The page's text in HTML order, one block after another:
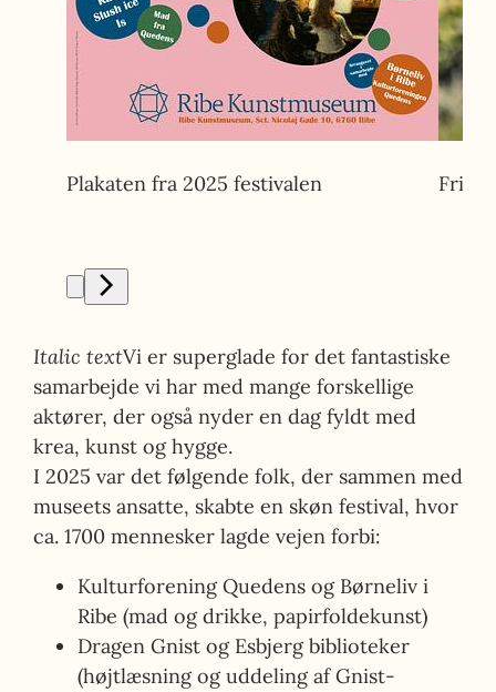
Plakaten fra 2025 festivalen
Italic textVi er superglade for det fantastiske
samarbejde vi har med mange forskellige
aktører, der også nyder en dag fyldt med
krea, kunst og hygge.
I 2025 var det følgende folk, der sammen med
museets ansatte, skabte en skøn festival, hvor
ca. 1700 mennesker lagde vejen forbi:
Kulturforening Quedens og Børneliv i
Ribe (mad og drikke, papirfoldekunst)
Dragen Gnist og Esbjerg biblioteker
(højtlæsning og uddeling af Gnist-